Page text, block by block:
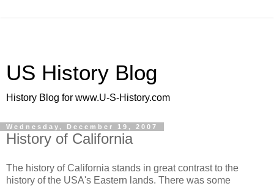
US History Blog
History Blog for www.U-S-History.com
Wednesday, December 19, 2007
History of California
The history of California stands in great contrast to the
history of the USA's Eastern lands. There was some